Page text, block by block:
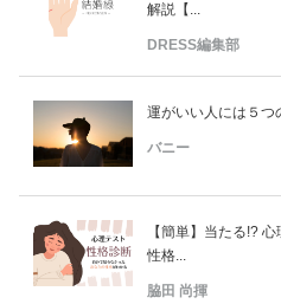
解説【...
DRESS編集部
運がいい人には５つ
バニー
【簡単】当たる!?
性格...
脇田 尚揮